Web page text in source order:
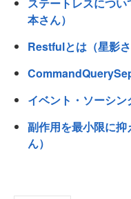
本さん）
Restfulとは（星影さ
イベント・ソーシン
副作用を最小限に
ん）